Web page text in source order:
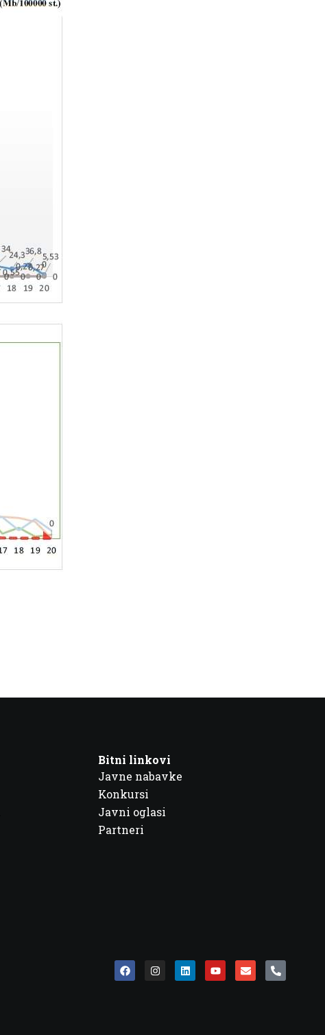
Bitni linkovi
Javne nabavke
Konkursi
Javni oglasi
Partneri